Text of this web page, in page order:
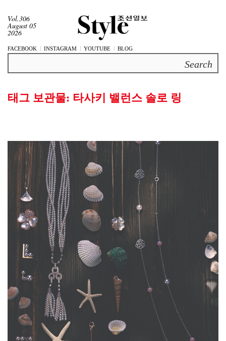
Vol.306
August 05
2026
FACEBOOK INSTAGRAM YOUTUBE BLOG
태그 보관물: 타사키 밸런스 솔로 링